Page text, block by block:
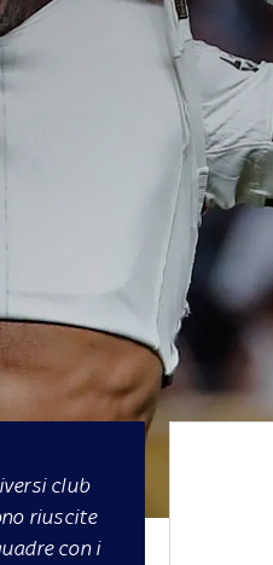
club
riuscite
con i